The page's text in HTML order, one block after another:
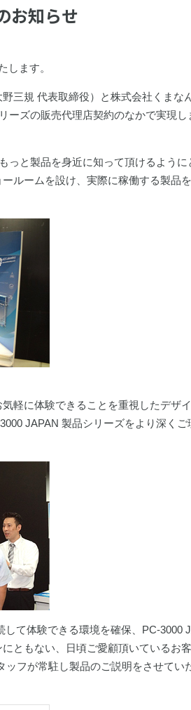
お知らせ
します。
三規 代表取締役）と株式会社くまな
ーズの販売代理店契約のなかで実現し
っと製品を身近に知って頂けるように
ルームを設け、実際に稼働する製品
軽に体験できることを重視したデザ
JAPAN 製品シリーズをより深くご
て体験できる環境を確保、PC-3000
ともない、日頃ご愛顧頂いているお
フが常駐し製品のご説明をさせてい